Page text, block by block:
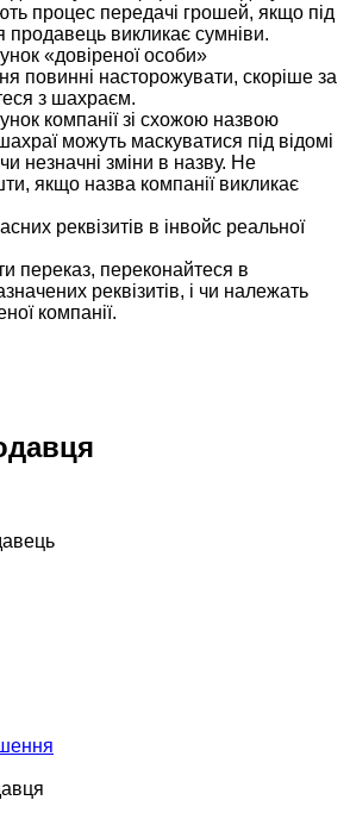
процес передачі грошей, якщо під
продавець викликає сумніви.
«довіреної особи»
повинні насторожувати, скоріше за
з шахраєм.
компанії зі схожою назвою
можуть маскуватися під відомі
незначні зміни в назву. Не
якщо назва компанії викликає
реквізитів в інвойс реальної
переказ, переконайтеся в
реквізитів, і чи належать
компанії.